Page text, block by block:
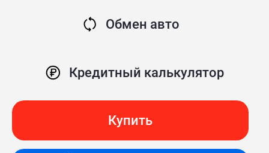
Обмен авто
Кредитный калькулятор
Купить